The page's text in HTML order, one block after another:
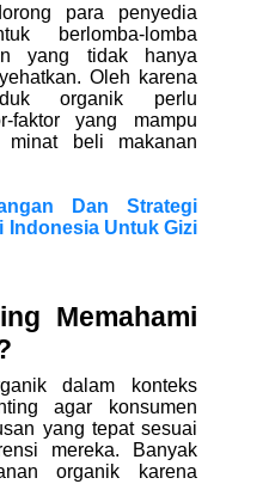
para penyedia
berlomba-lomba
yang tidak hanya
Oleh karena
organik perlu
faktor yang mampu
minat beli makanan
Dan Strategi
Indonesia Untuk Gizi
Memahami
dalam konteks
agar konsumen
yang tepat sesuai
mereka. Banyak
organik karena